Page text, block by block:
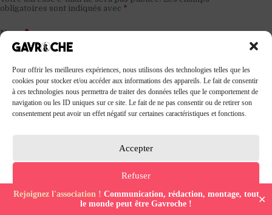
Rejoignez l'association ! Communication, rédaction, montage, tout
le monde peut être Gavroche !
✕
Pour offrir les meilleures expériences, nous utilisons des technologies telles que les
cookies pour stocker et/ou accéder aux informations des appareils. Le fait de consentir
à ces technologies nous permettra de traiter des données telles que le comportement de
navigation ou les ID uniques sur ce site. Le fait de ne pas consentir ou de retirer son
consentement peut avoir un effet négatif sur certaines caractéristiques et fonctions.
Accepter
Refuser
Politique de confidentialitéPolitique de confidentialité Mentions Légales
obligatoires sont indiqués avec *
Nom*
E-mail*
Site web
Ajouter un commentaire*